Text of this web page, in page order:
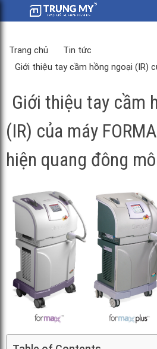
Trang chủ
Tin tức
Giới thiệu tay cầm hồng ngoại (IR)
Giới thiệu tay cầm
(IR) của máy
hiện quang đông